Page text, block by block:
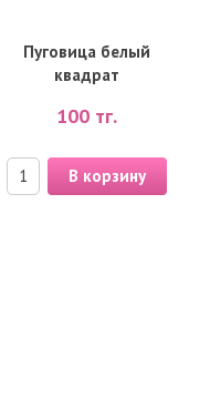
Пуговица белый
квадрат
100тг.
В корзину